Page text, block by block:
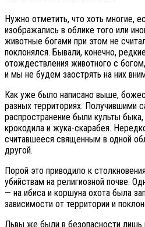
Нужно отметить, что хоть многие,
изображались в облике того или
животные богами при этом не
поклонялся. Бывали, конечно,
отождествления животного с
и мы не будем заострять на них
Как уже было написано выше,
разных территориях. Получившими
распространение были культы
крокодила и жука-скарабея.
считавшееся священным в одной
другой.
Порой это приводило к
убийствам на религиозной почве.
— на ибиса и коршуна охота была
зависимости от территории и
Львы же были в безопасности лишь